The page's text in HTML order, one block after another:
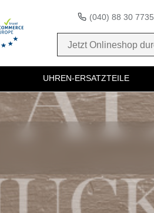
(040) 88 30 7735
UHREN-ERSATZTEILE